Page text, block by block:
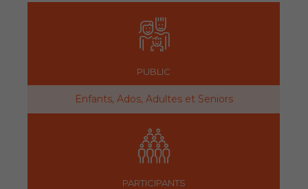
PUBLIC
Enfants, Ados, Adultes et Seniors
PARTICIPANTS